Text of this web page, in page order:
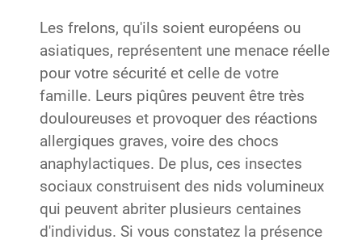
Les frelons, qu'ils soient européens ou
asiatiques, représentent une menace réelle
pour votre sécurité et celle de votre
famille. Leurs piqûres peuvent être très
douloureuses et provoquer des réactions
allergiques graves, voire des chocs
anaphylactiques. De plus, ces insectes
sociaux construisent des nids volumineux
qui peuvent abriter plusieurs centaines
d'individus. Si vous constatez la présence